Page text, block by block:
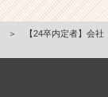
＞
【24卒内定者】会社